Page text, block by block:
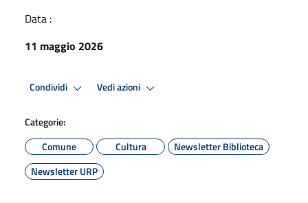
Data :
11 maggio 2026
Condividi Vedi azioni
Categorie:
Comune
Cultura
Newsletter Biblioteca
Newsletter URP